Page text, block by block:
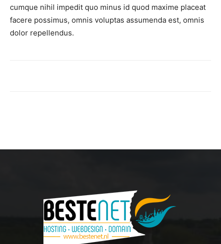
cumque nihil impedit quo minus id quod maxime placeat
facere possimus, omnis voluptas assumenda est, omnis
dolor repellendus.